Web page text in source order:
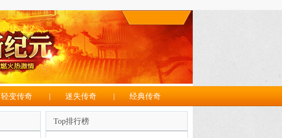
超级变态送元宝 65535迷失传奇版本 超级变态合击私服
轻变传奇 | 迷失传奇 | 经典传奇
Top排行榜